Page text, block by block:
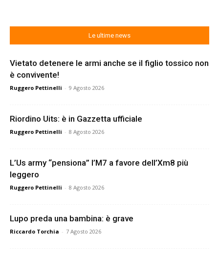
Le ultime news
Vietato detenere le armi anche se il figlio tossico non
è convivente!
Ruggero Pettinelli - 9 Agosto 2026
Riordino Uits: è in Gazzetta ufficiale
Ruggero Pettinelli - 8 Agosto 2026
L’Us army “pensiona” l’M7 a favore dell’Xm8 più
leggero
Ruggero Pettinelli - 8 Agosto 2026
Lupo preda una bambina: è grave
Riccardo Torchia - 7 Agosto 2026